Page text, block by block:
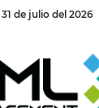
31 de julio del 2026